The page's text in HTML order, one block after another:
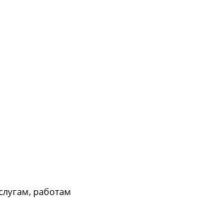
работам